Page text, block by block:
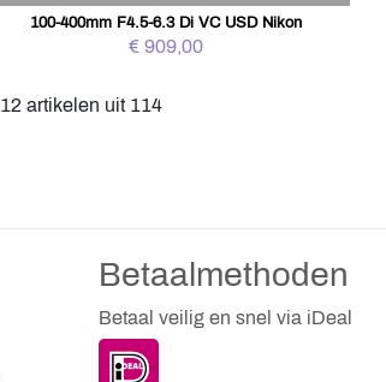
100-400mm F4.5-6.3 Di VC USD Nikon
€ 909,00
12 artikelen uit 114
Betaalmethoden
Betaal veilig en snel via iDeal